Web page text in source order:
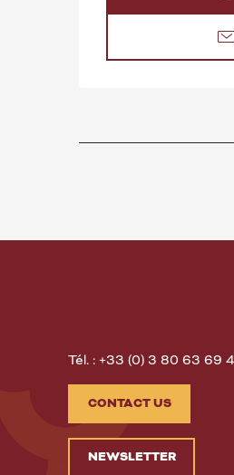
Tél. : +33 (0) 3 80 63 69
CONTACT US
NEWSLETTER